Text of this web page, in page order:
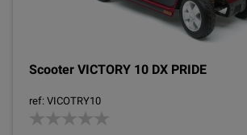
Scooter VICTORY 10 DX PRIDE
ref: VICOTRY10